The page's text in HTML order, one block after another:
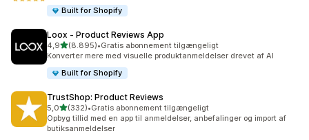
Built for Shopify
Loox ‑ Product Reviews App
4,9ud af 5 stjerner
(8.895)
8895 anmeldelser i alt
•Gratis abonnement tilgængeligt
Konverter mere med visuelle produktanmeldelser drevet af AI
Built for Shopify
TrustShop: Product Reviews
5,0ud af 5 stjerner
(332)
332 anmeldelser i alt
•Gratis abonnement tilgængeligt
Opbyg tillid med en app til anmeldelser, anbefalinger og import af
butiksanmeldelser